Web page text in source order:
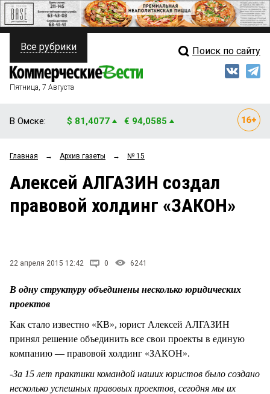
ПОЛИТИКА
ФИНАНСЫ
ОБЩЕСТВО
ЗАКОН
НОВОСТИ КОМПАНИЙ
СТИЛЬ ЖИЗНИ
Свежий выпуск
Рейтинги
Блоги
Все рубрики Поиск по сайту
Пятница, 7 Августа
В Омске: $ 81,4077 € 94,0585
Главная → Архив газеты → № 15
Алексей АЛГАЗИН создал
правовой холдинг «ЗАКОН»
22 апреля 2015 12:42 0 6241
В одну структуру объединены несколько юридических
проектов
Как стало известно «КВ», юрист Алексей АЛГАЗИН
принял решение объединить все свои проекты в единую
компанию — правовой холдинг «ЗАКОН».
-За 15 лет практики командой наших юристов было создано
несколько успешных правовых проектов, сегодня мы их